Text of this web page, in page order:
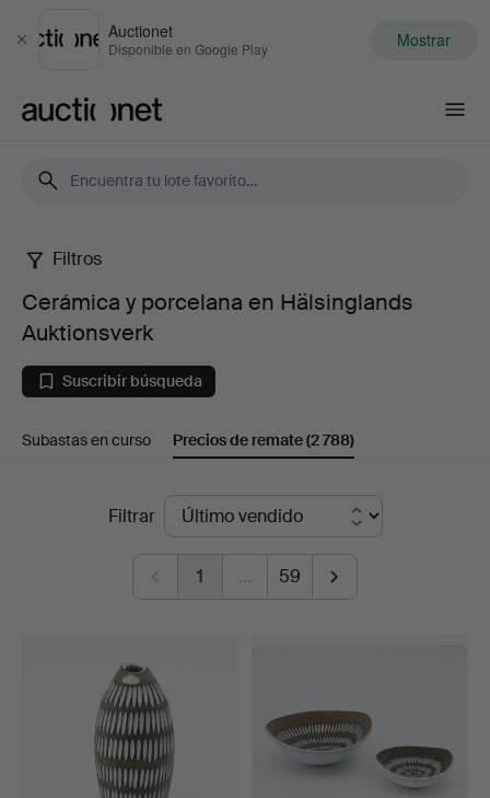
Cerrar
Auctionet
Disponible en Google Play Mostrar
Cerámica
porcelana
en
Auktionsverk
Filtros
Cerámica y porcelana en Hälsinglands
Auktionsverk
Suscribir búsqueda
Subastas en curso Precios de remate(2 788)
Filtrar
1 … 59